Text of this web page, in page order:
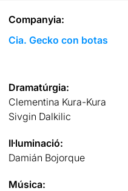
Companyia:
Cia. Gecko con botas
Dramatúrgia:
Clementina Kura-Kura
Sivgin Dalkilic
Il·luminació:
Damián Bojorque
Música: